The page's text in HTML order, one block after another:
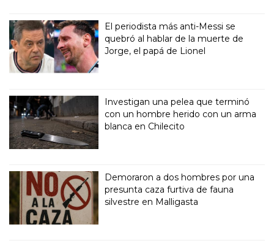
El periodista más anti-Messi se
quebró al hablar de la muerte de
Jorge, el papá de Lionel
Investigan una pelea que terminó
con un hombre herido con un arma
blanca en Chilecito
Demoraron a dos hombres por una
presunta caza furtiva de fauna
silvestre en Malligasta